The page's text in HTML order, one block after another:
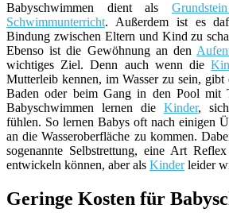
Babyschwimmen dient als
Schwimmunterricht. Außerdem ist es
Bindung zwischen Eltern und Kind zu
Ebenso ist die Gewöhnung an den
wichtiges Ziel. Denn auch wenn die
Mutterleib kennen, im Wasser zu sein,
Baden oder beim Gang in den Pool mit
Babyschwimmen lernen die Kinder,
fühlen. So lernen Babys oft nach einigen
an die Wasseroberfläche zu kommen.
sogenannte Selbstrettung, eine Art
entwickeln können, aber als Kinderleider
Geringe Kosten für